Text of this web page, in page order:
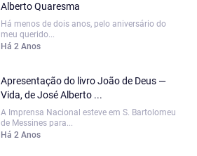
Alberto Quaresma
Há menos de dois anos, pelo aniversário do
meu querido...
Há 2 Anos
Apresentação do livro João de Deus —
Vida, de José Alberto ...
A Imprensa Nacional esteve em S. Bartolomeu
de Messines para...
Há 2 Anos